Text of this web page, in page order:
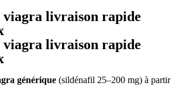
viagra livraison rapide
viagra livraison rapide
générique (sildénafil 25–200 mg) à partir